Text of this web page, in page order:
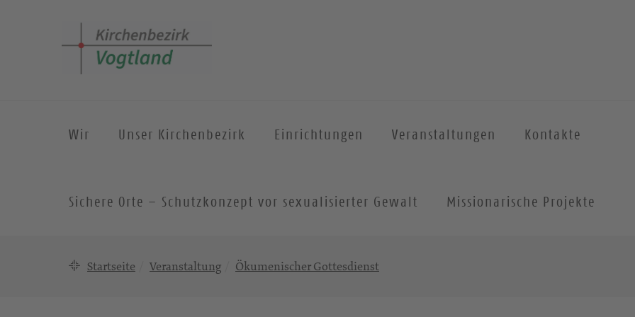
Wir Unser Kirchenbezirk Einrichtungen Veranstaltungen Kontakte
Sichere Orte – Schutzkonzept vor sexualisierter Gewalt Missionarische Projekte
Startseite Veranstaltung Ökumenischer Gottesdienst